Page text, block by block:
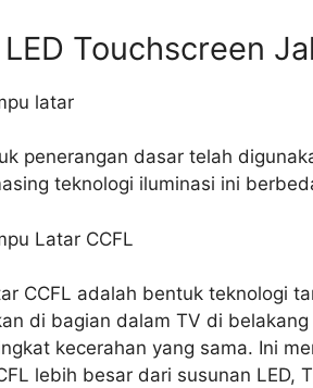
Touchscreen
latar
penerangan dasar telah
teknologi iluminasi ini
Latar CCFL
CCFL adalah bentuk teknologi
di bagian dalam TV di
kecerahan yang sama. Ini
lebih besar dari susunan LED,